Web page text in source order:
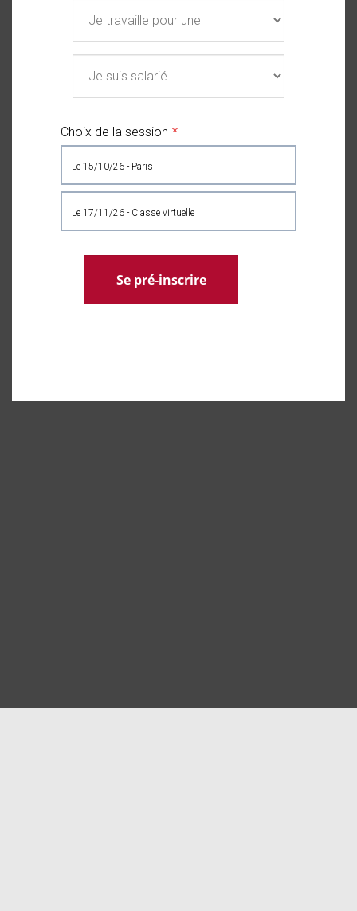
Choix de la session
le 15/10/26 - Paris
le 17/11/26 - Classe virtuelle
Se pré-inscrire